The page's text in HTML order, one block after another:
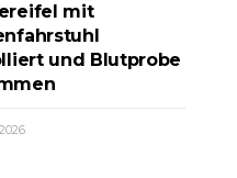
mit
und Blutprobe